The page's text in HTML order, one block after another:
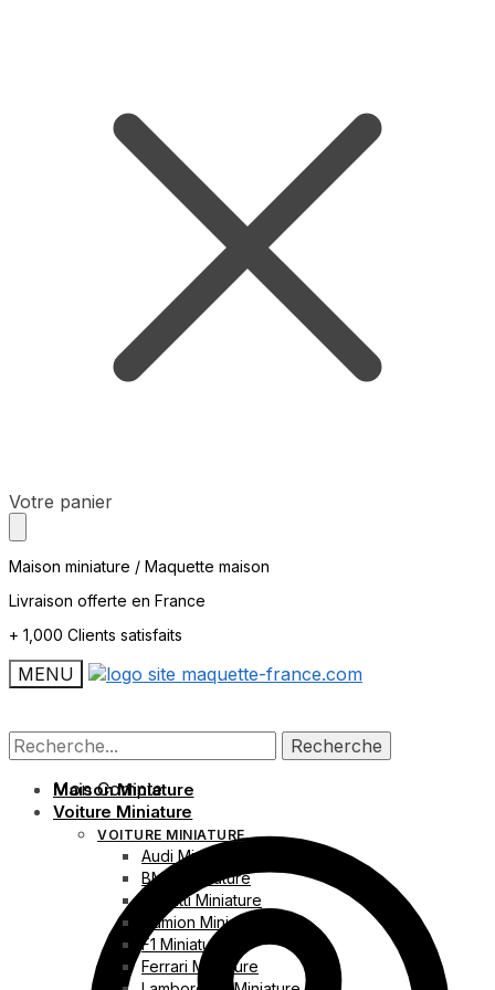
Skip
to
navigation
Skip
to
content
Votre panier
Maison miniature / Maquette maison
Livraison offerte en France
+ 1,000 Clients satisfaits
MENU
Recherche
pour :
Recherche
Mon Compte
Recherche
pour :
Recherche
Maison Miniature
Voiture Miniature
VOITURE MINIATURE
Audi Miniature
BMW Miniature
Bugatti Miniature
Camion Miniature
F1 Miniature
Ferrari Miniature